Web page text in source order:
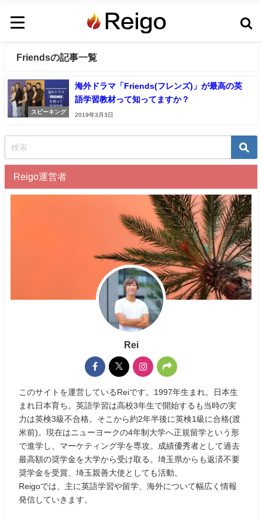
Friendsの記事一覧
スピーキング
海外ドラマ「Friends(フレンズ)」が最高の英
語学習教材って知ってますか？
2019年3月3日
Reigo運営者
Rei
このサイトを運営しているReiです。1997年生まれ。日本生
まれ日本育ち。英語学習は高校3年生で開始するも当時の実
力は英検3級不合格。そこから約2年半後に英検1級に合格(渡
米前)。現在はニューヨークの4年制大学へ正規留学という形
で進学し、マーケティング学を専攻。成績優秀者として過去
最高額の奨学金を大学から受け取る。埼玉県からも返済不要
奨学金を受賞、埼玉親善大使としても活動。
Reigoでは、主に英語学習や留学、海外について幅広く情報
発信していきます。